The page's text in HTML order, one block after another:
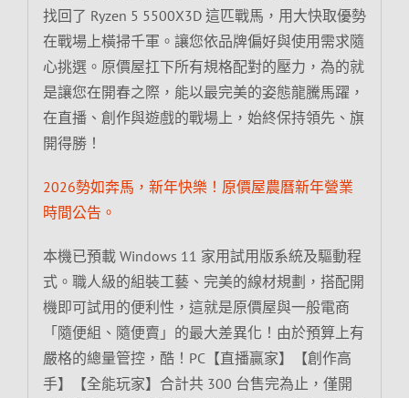
找回了 Ryzen 5 5500X3D 這匹戰馬，用大快取優勢
在戰場上橫掃千軍。讓您依品牌偏好與使用需求隨
心挑選。原價屋扛下所有規格配對的壓力，為的就
是讓您在開春之際，能以最完美的姿態龍騰馬躍，
在直播、創作與遊戲的戰場上，始終保持領先、旗
開得勝！
2026勢如奔馬，新年快樂！原價屋農曆新年營業
時間公告。
本機已預載 Windows 11 家用試用版系統及驅動程
式。職人級的組裝工藝、完美的線材規劃，搭配開
機即可試用的便利性，這就是原價屋與一般電商
「隨便組、隨便賣」的最大差異化！由於預算上有
嚴格的總量管控，酷！PC【直播贏家】【創作高
手】【全能玩家】合計共 300 台售完為止，僅開